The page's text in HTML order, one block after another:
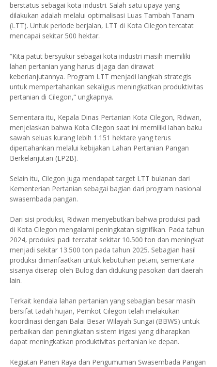
berstatus sebagai kota industri. Salah satu upaya yang
dilakukan adalah melalui optimalisasi Luas Tambah Tanam
(LTT). Untuk periode berjalan, LTT di Kota Cilegon tercatat
mencapai sekitar 500 hektar.
“Kita patut bersyukur sebagai kota industri masih memiliki
lahan pertanian yang harus dijaga dan dirawat
keberlanjutannya. Program LTT menjadi langkah strategis
untuk mempertahankan sekaligus meningkatkan produktivitas
pertanian di Cilegon,” ungkapnya.
Sementara itu, Kepala Dinas Pertanian Kota Cilegon, Ridwan,
menjelaskan bahwa Kota Cilegon saat ini memiliki lahan baku
sawah seluas kurang lebih 1.151 hektare yang terus
dipertahankan melalui kebijakan Lahan Pertanian Pangan
Berkelanjutan (LP2B).
Selain itu, Cilegon juga mendapat target LTT bulanan dari
Kementerian Pertanian sebagai bagian dari program nasional
swasembada pangan.
Dari sisi produksi, Ridwan menyebutkan bahwa produksi padi
di Kota Cilegon mengalami peningkatan signifikan. Pada tahun
2024, produksi padi tercatat sekitar 10.500 ton dan meningkat
menjadi sekitar 13.500 ton pada tahun 2025. Sebagian hasil
produksi dimanfaatkan untuk kebutuhan petani, sementara
sisanya diserap oleh Bulog dan didukung pasokan dari daerah
lain.
Terkait kendala lahan pertanian yang sebagian besar masih
bersifat tadah hujan, Pemkot Cilegon telah melakukan
koordinasi dengan Balai Besar Wilayah Sungai (BBWS) untuk
perbaikan dan peningkatan sistem irigasi yang diharapkan
dapat meningkatkan produktivitas pertanian ke depan.
Kegiatan Panen Raya dan Pengumuman Swasembada Pangan